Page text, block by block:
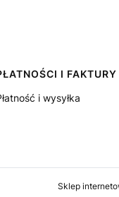
I FAKTURY
i wysyłka
Sklep